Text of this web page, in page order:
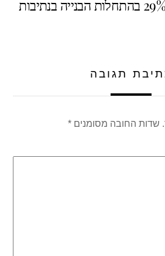
למ”ס: צניחה של 29% בהתחלות הבנייה בנתיבות
תגובה
שדות החובה מסומנים*